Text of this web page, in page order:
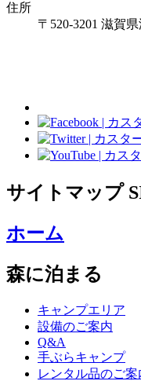
住所
〒520-3201 滋賀
サイトマップ
ホーム
森に泊まる
キャンプエリア
設備のご案内
Q&A
手ぶらキャンプ
レンタル品のご案